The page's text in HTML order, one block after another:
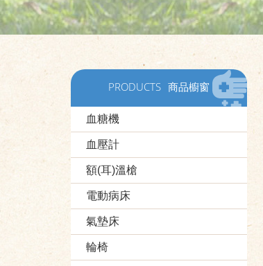
PRODUCTS 商品櫥窗
血糖機
血壓計
額(耳)溫槍
電動病床
氣墊床
輪椅